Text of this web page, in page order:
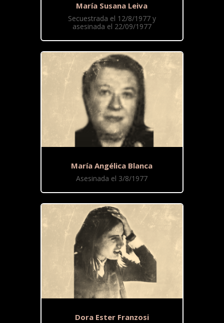
María Susana Leiva
Secuestrada el 12/8/1977 y
asesinada el 22/09/1977
María Angélica Blanca
Asesinada el 3/8/1977
Dora Ester Franzosi